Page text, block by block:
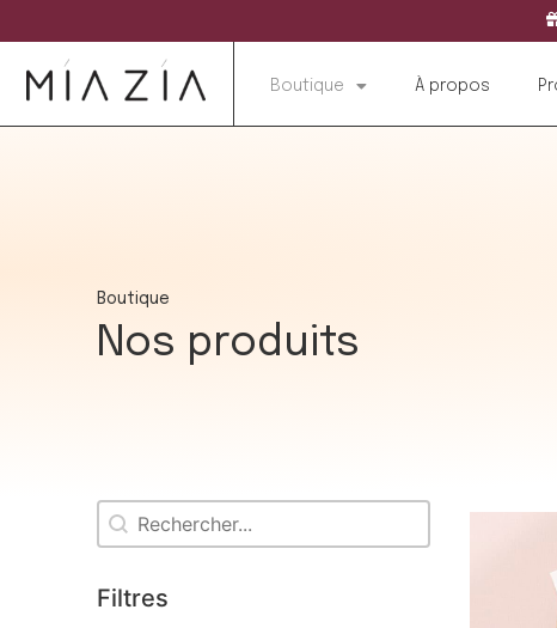
Boutique À propos
Boutique
Nos produits
Recherche
Rechercher
Filtres